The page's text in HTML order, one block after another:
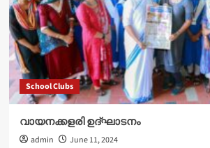
School Clubs
വായനക്കളരി ഉദ്‌ഘാടനം
admin June 11, 2024